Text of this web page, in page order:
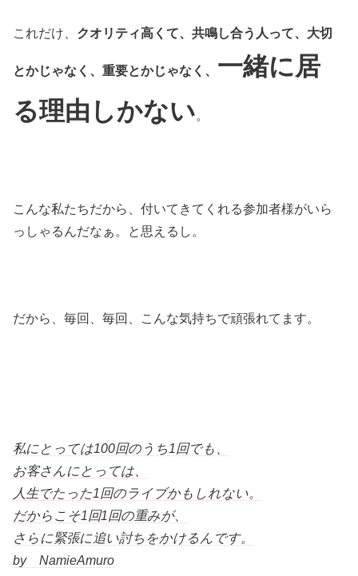
これだけ、 クオリティ高くて、共鳴し合う人って、大切
とかじゃなく、重要とかじゃなく、 一緒に居
る理由しかない。
こんな私たちだから、付いてきてくれる参加者様がいら
っしゃるんだなぁ。と思えるし。
だから、毎回、毎回、こんな気持ちで頑張れてます。
私にとっては100回のうち1回でも、
お客さんにとっては、
人生でたった1回のライブかもしれない。
だからこそ1回1回の重みが、
さらに緊張に追い討ちをかけるんです。
by NamieAmuro